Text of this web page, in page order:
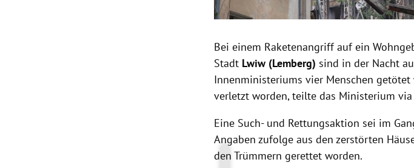
Bei einem Raketenangriff auf ein
Stadt Lwiw (Lemberg)sind in der Nacht
Innenministeriums vier Menschen
verletzt worden, teilte das Ministerium via
Eine Such- und Rettungsaktion sei im
Angaben zufolge aus den zerstörten
den Trümmern gerettet worden.